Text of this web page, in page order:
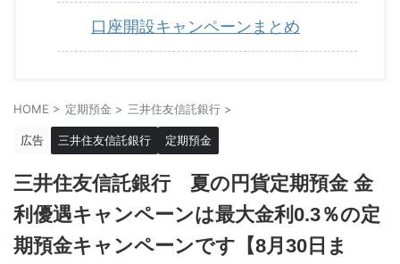
口座開設キャンペーンまとめ
HOME > 定期預金 > 三井住友信託銀行 >
広告 三井住友信託銀行 定期預金
三井住友信託銀行 夏の円貨定期預金 金
利優遇キャンペーンは最大金利0.3％の定
期預金キャンペーンです【8月30日ま